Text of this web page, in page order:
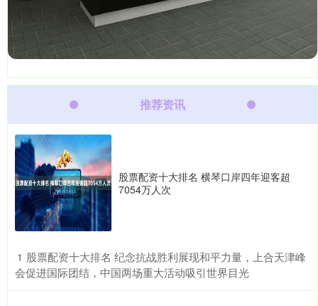
推荐资讯
股票配资十大排名 横琴口岸四年迎客超
7054万人次
1 ​股票配资十大排名 纪念抗战胜利展现和平力量，上合天津峰
会促进国际团结，中国两场重大活动吸引世界目光